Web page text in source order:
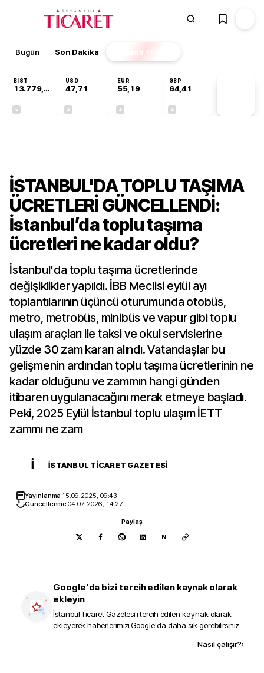
Bugün Son Dakika Finans EKSTRA
BIST
13.779,39
USD
47,71
EUR
55,19
GBP
64,41
İSTANBUL'DA TOPLU TAŞIMA
ÜCRETLERİ GÜNCELLENDİ:
İstanbul’da toplu taşıma
ücretleri ne kadar oldu?
İstanbul'da toplu taşıma ücretlerinde
değişiklikler yapıldı. İBB Meclisi eylül ayı
toplantılarının üçüncü oturumunda otobüs,
metro, metrobüs, minibüs ve vapur gibi toplu
ulaşım araçları ile taksi ve okul servislerine
yüzde 30 zam kararı alındı. Vatandaşlar bu
gelişmenin ardından toplu taşıma ücretlerinin ne
kadar olduğunu ve zammın hangi günden
itibaren uygulanacağını merak etmeye başladı.
Peki, 2025 Eylül İstanbul toplu ulaşım İETT
zammı ne zam
İ İSTANBUL TICARET GAZETESI
Yayınlanma 15.09.2025, 09:43
Güncellenme04.07.2026, 14:27
Paylaş
N
Google'da bizi tercih edilen kaynak olarak
ekleyin
İstanbul Ticaret Gazetesi'i tercih edilen kaynak olarak
ekleyerek haberlerimizi Google'da daha sık görebilirsiniz.
Nasıl çalışır?›